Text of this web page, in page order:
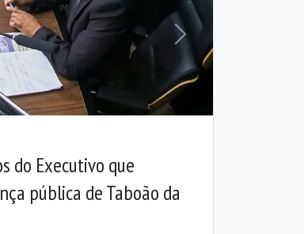
do Executivo que
pública de Taboão da
Próxima